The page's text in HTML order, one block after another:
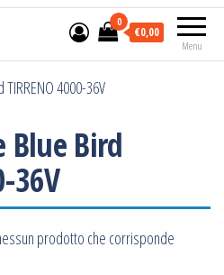
Menu
0
€0,00
4000-36V
Blue Bird
36V
prodotto che corrisponde